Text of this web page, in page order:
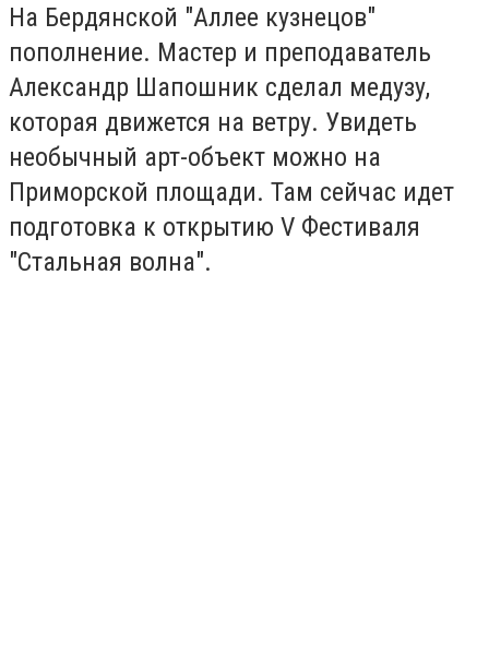
На Бердянской "Аллее кузнецов"
пополнение. Мастер и преподаватель
Александр Шапошник сделал медузу,
которая движется на ветру. Увидеть
необычный арт-объект можно на
Приморской площади. Там сейчас идет
подготовка к открытию V Фестиваля
"Стальная волна".